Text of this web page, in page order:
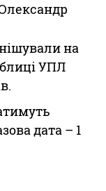
на
УПЛ
дата – 1